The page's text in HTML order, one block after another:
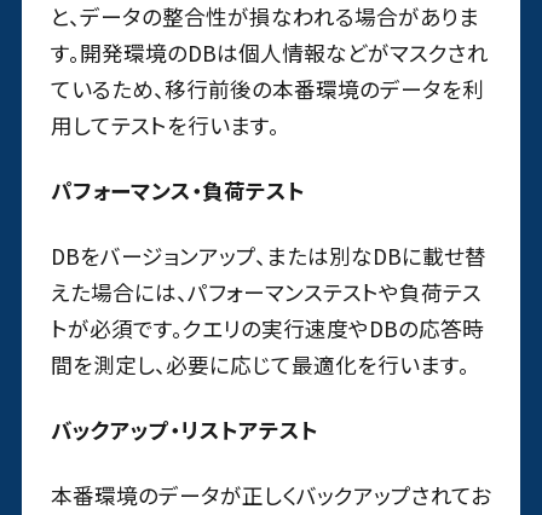
と、データの整合性が損なわれる場合がありま
す。開発環境のDBは個人情報などがマスクされ
ているため、移行前後の本番環境のデータを利
用してテストを行います。
パフォーマンス・負荷テスト
DBをバージョンアップ、または別なDBに載せ替
えた場合には、パフォーマンステストや負荷テス
トが必須です。クエリの実行速度やDBの応答時
間を測定し、必要に応じて最適化を行います。
バックアップ・リストアテスト
本番環境のデータが正しくバックアップされてお